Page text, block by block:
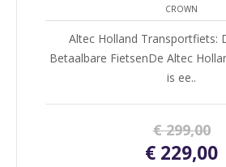
CROWN
Altec Holland Transportfiets:
Betaalbare FietsenDe Altec
is ee..
€ 299,00
€ 229,00